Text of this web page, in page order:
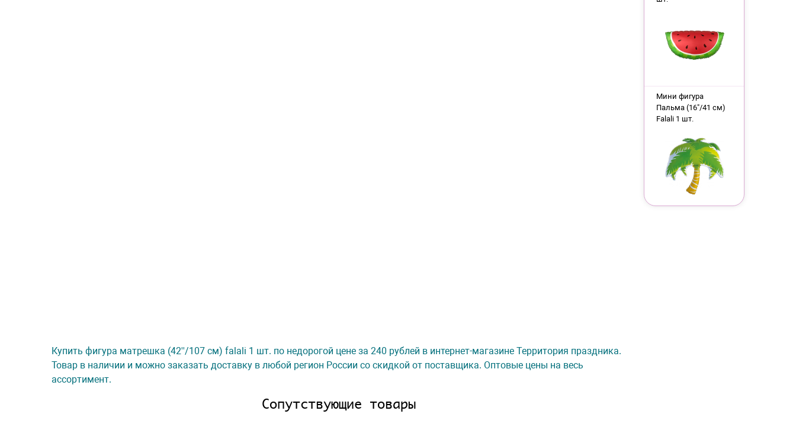
Купить фигура матрешка (42''/107 см) falali 1 шт. по недорогой цене за 240 рублей в интернет-магазине Территория праздника.
Товар в наличии и можно заказать доставку в любой регион России со скидкой от поставщика. Оптовые цены на весь
ассортимент.
Сопутствующие товары
Мини фигура
Пальма (16"/41 см)
Falali 1 шт.